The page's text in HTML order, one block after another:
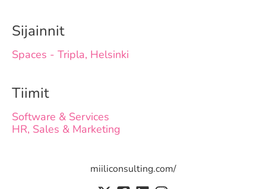
Sijainnit
Spaces - Tripla, Helsinki
Tiimit
Software & Services
HR, Sales & Marketing
miiliconsulting.com/